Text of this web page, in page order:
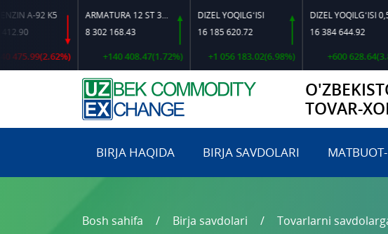
A-92 K5
ARMATURA 12 ST 35 GS O‘LCHAMLI
8 302 168.43
+140 408.47(1.72%)
DIZEL YOQILG‘ISI
16 185 620.72
+1 056 183.02(6.98%)
DIZEL YOQILG‘ISI 0,5-40
16 384 644.92
+600 628.64(3.81%)
TOVAR-
BIRJA HAQIDA BIRJA SAVDOLARI
Bosh sahifa Birja savdolari Tovarlarni